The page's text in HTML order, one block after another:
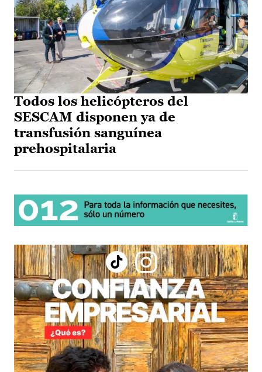
Todos los helicópteros del
SESCAM disponen ya de
transfusión sanguínea
prehospitalaria